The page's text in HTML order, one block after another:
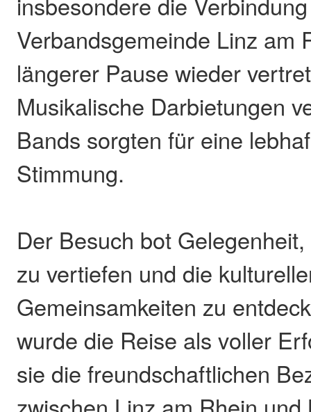
Verbandsgemeinde Linz am
längerer Pause wieder
Musikalische Darbietungen
Bands sorgten für eine
Stimmung.
Der Besuch bot
zu vertiefen und die
Gemeinsamkeiten zu
wurde die Reise als voller
sie die freundschaftlichen